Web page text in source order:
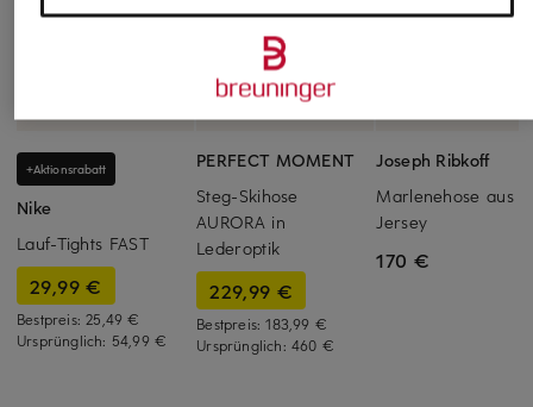
+Aktionsrabatt
Nike
Lauf-Tights FAST
29,99 €
Bestpreis:25,49 €
Ursprünglich: 54,99 €
PERFECT MOMENT
Steg-Skihose
AURORA in
Lederoptik
229,99 €
Bestpreis:183,99 €
Ursprünglich: 460 €
Joseph Ribkoff
Marlenehose aus
Jersey
170 €